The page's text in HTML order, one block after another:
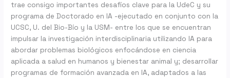
trae consigo importantes desafíos clave para la UdeC y su
programa de Doctorado en IA -ejecutado en conjunto con la
UCSC, U. del Bio-Bío y la USM- entre los que se encuentran
impulsar la investigación interdisciplinaria utilizando IA para
abordar problemas biológicos enfocándose en ciencia
aplicada a salud en humanos y bienestar animal y; desarrollar
programas de formación avanzada en IA, adaptados a las